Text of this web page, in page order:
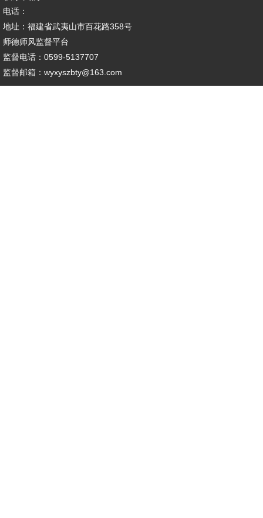
电话：
地址：福建省武夷山市百花路358号
师德师风监督平台
监督电话：0599-5137707
监督邮箱：wyxyszbty@163.com